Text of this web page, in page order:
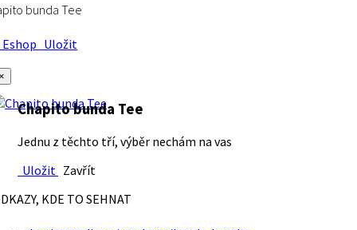
bunda Tee
Uložit
Chapito bunda Tee
Jednu z těchto tří, výběr nechám na vas
Uložit Zavřít
KDE TO SEHNAT